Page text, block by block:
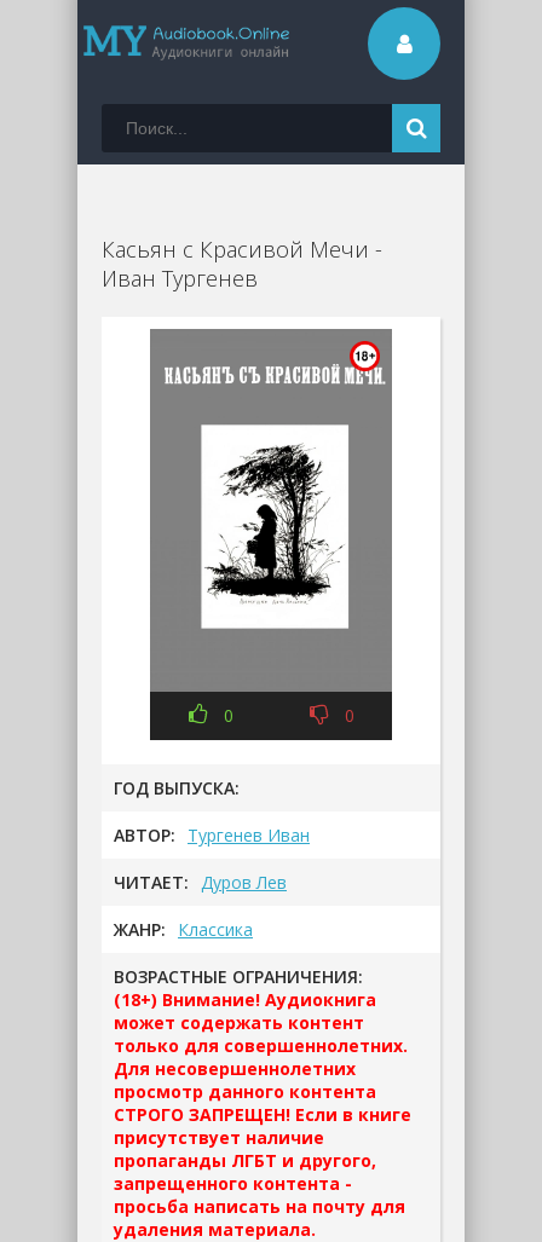
Касьян с Красивой Мечи -
Иван Тургенев
0 0
ГОД ВЫПУСКА:
АВТОР: Тургенев Иван
ЧИТАЕТ: Дуров Лев
ЖАНР: Классика
ВОЗРАСТНЫЕ ОГРАНИЧЕНИЯ:
(18+) Внимание! Аудиокнига
может содержать контент
только для совершеннолетних.
Для несовершеннолетних
просмотр данного контента
СТРОГО ЗАПРЕЩЕН! Если в книге
присутствует наличие
пропаганды ЛГБТ и другого,
запрещенного контента -
просьба написать на почту для
удаления материала.